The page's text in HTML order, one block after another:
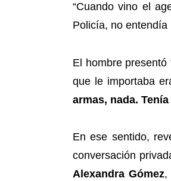
“Cuando vino el
Policía, no entendía
El hombre
que le importaba
armas, nada.
En ese sentido,
conversación
Alexandra Gómez,